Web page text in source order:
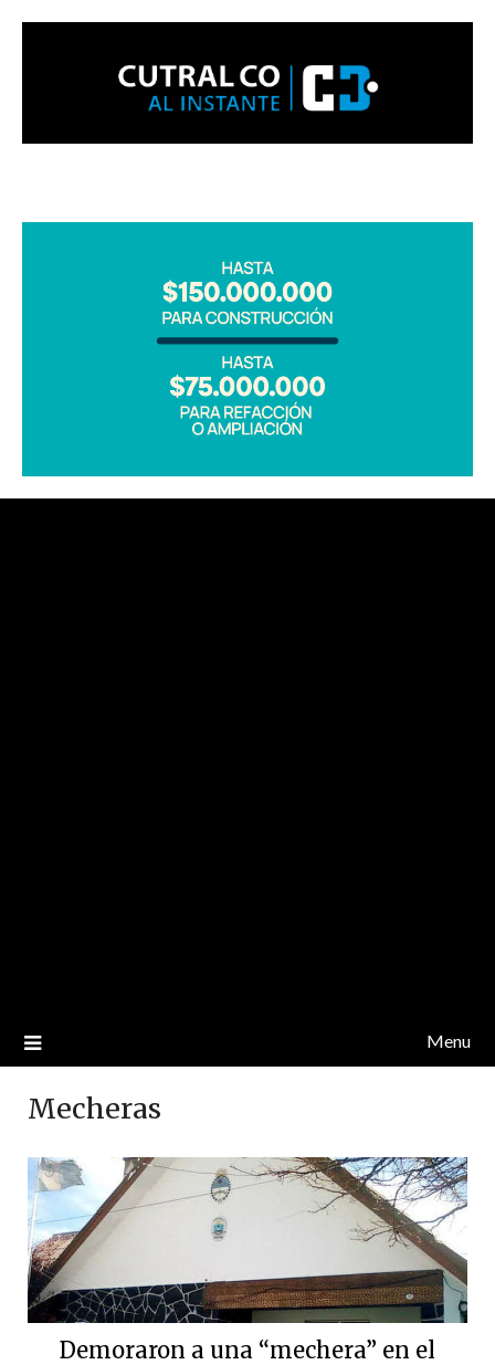
Menu
Mecheras
Demoraron a una “mechera” en el